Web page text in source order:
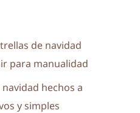
de navidad
para manualidad
hechos a
y simples